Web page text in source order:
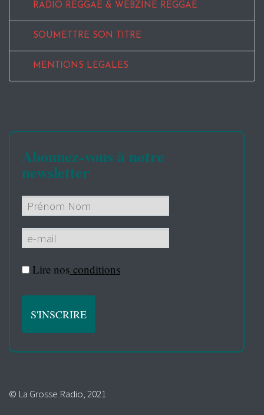
RADIO REGGAE & WEBZINE REGGAE
SOUMETTRE SON TITRE
MENTIONS LEGALES
Abonnez-vous à notre
newsletter
Lire nos conditions
© La Grosse Radio, 2021